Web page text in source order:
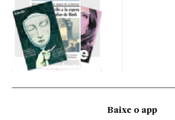
Baixe o app